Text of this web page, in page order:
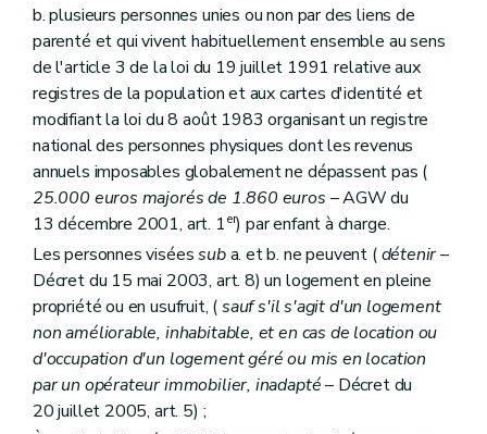
Sous-section 6 Du contrôle de la Société
Section A. Du contrôle révisoral
Art. 17515
Section B. Du contrôle du Gouvernement
Art. 17516
Sous-section 7 Du contrat de gestion
Section A. Définition et contenu
Art. 17517
Section
B. Conclusion, approbation, entrée en vigueur, durée et absence d'un contrat de gestion
Art. 17518
Section C. Evaluation du contrat de gestion
Art. 17519
Section 2 Des Guichets du crédit social
Sous-section première Généralités
Art. 1761
Art. 1762
Art. 1763
Sous-section 2
Du contrôle des Guichets
Art. 1771
Art. 1772
b. plusieurs personnes unies ou non par des liens de
parenté et qui vivent habituellement ensemble au sens
de l'article 3 de la loi du 19 juillet 1991 relative aux
registres de la population et aux cartes d'identité et
modifiant la loi du 8 août 1983 organisant un registre
national des personnes physiques dont les revenus
annuels imposables globalement ne dépassent pas (
25.000 euros majorés de 1.860 euros – AGW du
13 décembre 2001, art. 1er) par enfant à charge.
Les personnes viséessuba. et b. ne peuvent (détenir–
Décret du 15 mai 2003, art. 8) un logement en pleine
propriété ou en usufruit, (sauf s'il s'agit d'un logement
non améliorable, inhabitable, et en cas de location ou
d'occupation d'un logement géré ou mis en location
par un opérateur immobilier, inadapté– Décret du
20 juillet 2005, art. 5) ;